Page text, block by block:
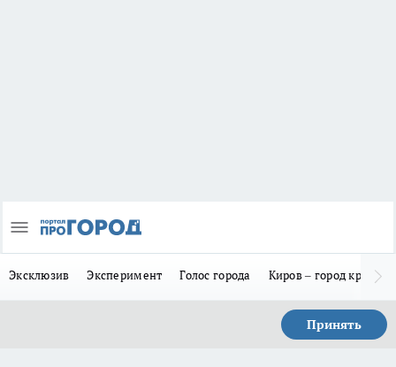
Эксклюзив Эксперимент Голос города Киров – город
Принять